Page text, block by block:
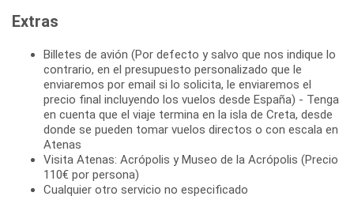
Extras
Billetes de avión (Por defecto y salvo que nos indique lo
contrario, en el presupuesto personalizado que le
enviaremos por email si lo solicita, le enviaremos el
precio final incluyendo los vuelos desde España) - Tenga
en cuenta que el viaje termina en la isla de Creta, desde
donde se pueden tomar vuelos directos o con escala en
Atenas
Visita Atenas: Acrópolis y Museo de la Acrópolis (Precio
110€ por persona)
Cualquier otro servicio no especificado